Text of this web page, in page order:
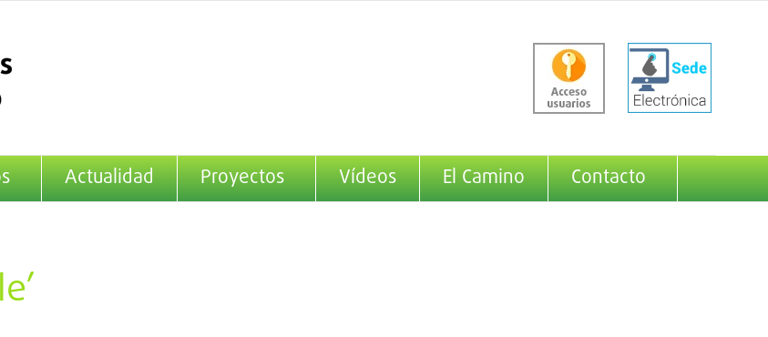
Actualidad Proyectos Vídeos El Camino Contacto